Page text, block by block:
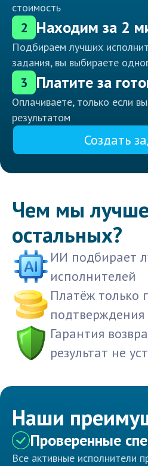
стоимость
2 Находим за 2
Подбираем лучших
задания, вы выбираете
3 Платите за
Оплачиваете, только если
результатом
Создать
Чем мы лучше
остальных?
ИИ подбирает
исполнителей
Платёж только
подтверждения
Гарантия
результат не
Наши
Проверенные
Все активные исполнители